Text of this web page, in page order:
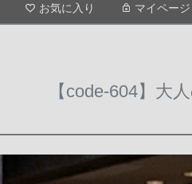
お気に入り マイページ
【code-604】大